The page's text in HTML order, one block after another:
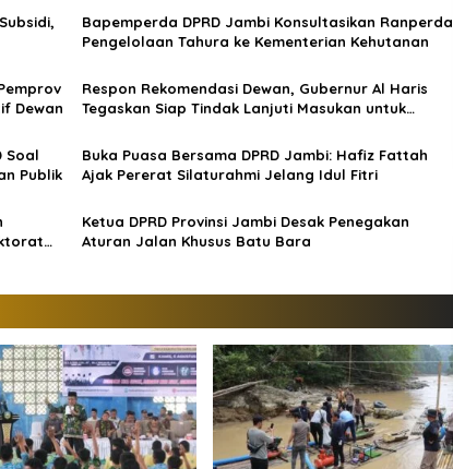
Bapemperda DPRD Jambi Konsultasikan Ranperda
Pengelolaan Tahura ke Kementerian Kehutanan
Dewan
Respon Rekomendasi Dewan, Gubernur Al Haris
Tegaskan Siap Tindak Lanjuti Masukan untuk
Soal
Publik
Buka Puasa Bersama DPRD Jambi: Hafiz Fattah
Ajak Pererat Silaturahmi Jelang Idul Fitri
Ketua DPRD Provinsi Jambi Desak Penegakan
Aturan Jalan Khusus Batu Bara